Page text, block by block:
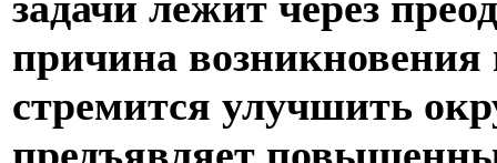
причина возникновения
стремится улучшить